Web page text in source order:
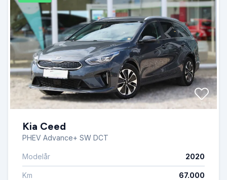
Kia Ceed
PHEV Advance+ SW DCT
Modelår 2020
Km 67.000